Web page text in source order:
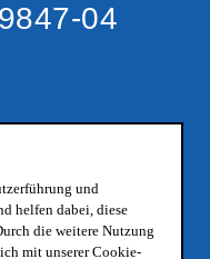
04
und
helfen dabei, diese
die weitere Nutzung
mit unserer Cookie-